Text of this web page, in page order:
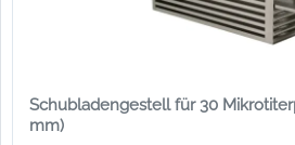
Schubladengestell für 30
mm)